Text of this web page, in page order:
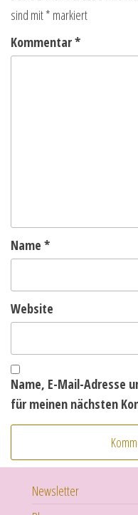
sind mit* markiert
Kommentar*
Name *
Website
Name, E-Mail-Adresse
für meinen nächsten
Newsletter